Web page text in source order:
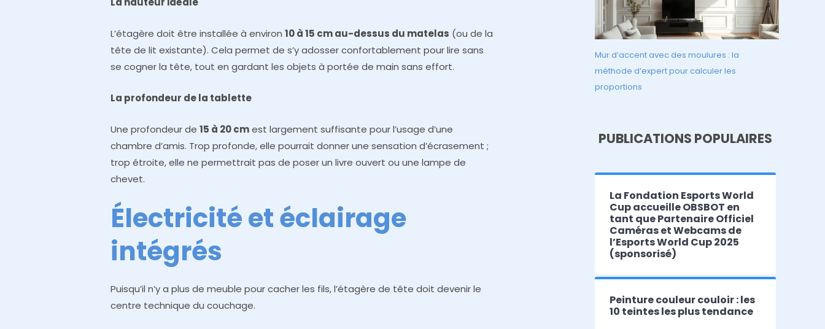
L’étagère doit être installée à environ10 à 15 cm au-dessus du matelas (ou de la
tête de lit existante). Cela permet de s’y adosser confortablement pour lire sans
se cogner la tête, tout en gardant les objets à portée de main sans effort.
La profondeur de la tablette
Une profondeur de15 à 20 cmest largement suffisante pour l’usage d’une
chambre d’amis. Trop profonde, elle pourrait donner une sensation d’écrasement ;
trop étroite, elle ne permettrait pas de poser un livre ouvert ou une lampe de
chevet.
Électricité et éclairage
intégrés
Puisqu’il n’y a plus de meuble pour cacher les fils, l’étagère de tête doit devenir le
centre technique du couchage.
Mur d’accent avec des moulures : la
méthode d’expert pour calculer les
proportions
PUBLICATIONS POPULAIRES
La Fondation Esports World
Cup accueille OBSBOT en
tant que Partenaire Officiel
Caméras et Webcams de
l’Esports World Cup 2025
(sponsorisé)
Peinture couleur couloir : les
10 teintes les plus tendance